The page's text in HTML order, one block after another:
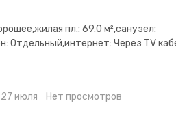
пл.: 69.0 м²,санузел:
Отдельный,интернет: Через TV
меблирована,паркинг: Рядом
27 июля Нет просмотров